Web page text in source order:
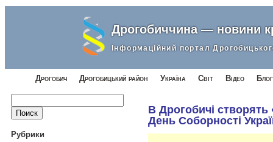
Дрогобиччина — новини
Інформаційний портал
Дрогобич Дрогобицький район Україна Світ Відео
Найти:
Рубрики
В Дрогобичі
День Соборності